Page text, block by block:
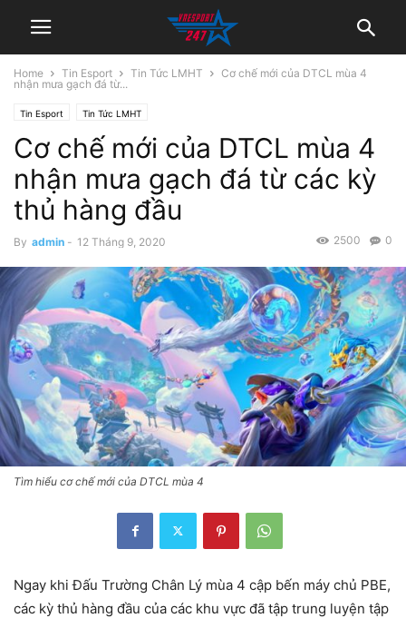
Home Tin Esport Tin Tức LMHT
Cơ chế mới của DTCL mùa 4
nhận mưa gạch đá từ...
Tin Esport Tin Tức LMHT
Cơ chế mới của DTCL mùa 4
nhận mưa gạch đá từ các kỳ
thủ hàng đầu
By admin - 12 Tháng 9, 2020 0
2500
Tìm hiểu cơ chế mới của DTCL mùa 4
Ngay khi Đấu Trường Chân Lý mùa 4 cập bến máy chủ PBE,
các kỳ thủ hàng đầu của các khu vực đã tập trung luyện tập